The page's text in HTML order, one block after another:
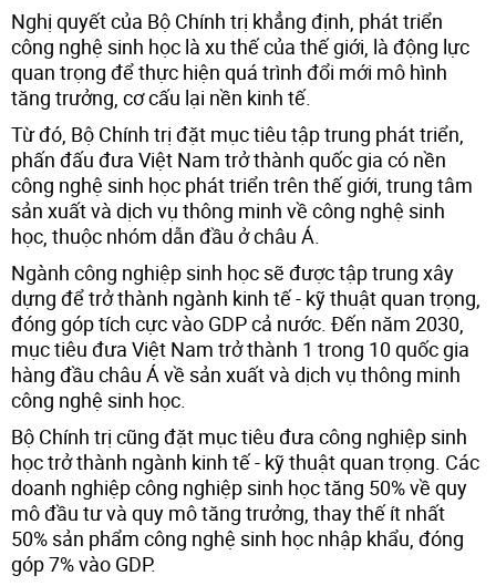
Nghị quyết của Bộ Chính trị khẳng định, phát triển
công nghệ sinh học là xu thế của thế giới, là động lực
quan trọng để thực hiện quá trình đổi mới mô hình
tăng trưởng, cơ cấu lại nền kinh tế.
Từ đó, Bộ Chính trị đặt mục tiêu tập trung phát triển,
phấn đấu đưa Việt Nam trở thành quốc gia có nền
công nghệ sinh học phát triển trên thế giới, trung tâm
sản xuất và dịch vụ thông minh về công nghệ sinh
học, thuộc nhóm dẫn đầu ở châu Á.
Ngành công nghiệp sinh học sẽ được tập trung xây
dựng để trở thành ngành kinh tế - kỹ thuật quan trọng,
đóng góp tích cực vào GDP cả nước. Đến năm 2030,
mục tiêu đưa Việt Nam trở thành 1 trong 10 quốc gia
hàng đầu châu Á về sản xuất và dịch vụ thông minh
công nghệ sinh học.
Bộ Chính trị cũng đặt mục tiêu đưa công nghiệp sinh
học trở thành ngành kinh tế - kỹ thuật quan trọng. Các
doanh nghiệp công nghiệp sinh học tăng 50% về quy
mô đầu tư và quy mô tăng trưởng, thay thế ít nhất
50% sản phẩm công nghệ sinh học nhập khẩu, đóng
góp 7% vào GDP.